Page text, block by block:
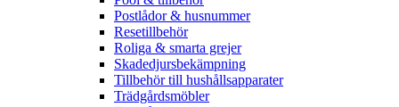
Postlådor & husnummer
Resetillbehör
Roliga & smarta grejer
Skadedjursbekämpning
Tillbehör till hushållsapparater
Trädgårdsmöbler